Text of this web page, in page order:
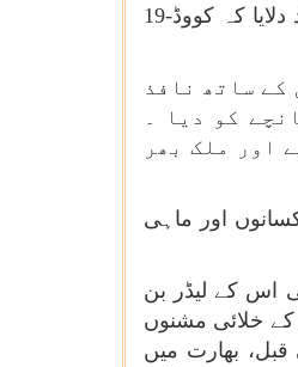
مودی نے کہا کہ بھارت اب محض ٹیکنالوجی کا صارف نہیں رہا بلکہ ٹیکنالوجی کے ذریعے تبدیلی کا علمبردار بن گیا ہے۔ انہوں نے یاد دلایا کہ کووڈ-19
کے ساتھ نافذ
کو دیا ۔
اور ملک بھر
اور ماہی
اس کے لیڈر بن
کے خلائی مشنوں
قبل، بھارت میں